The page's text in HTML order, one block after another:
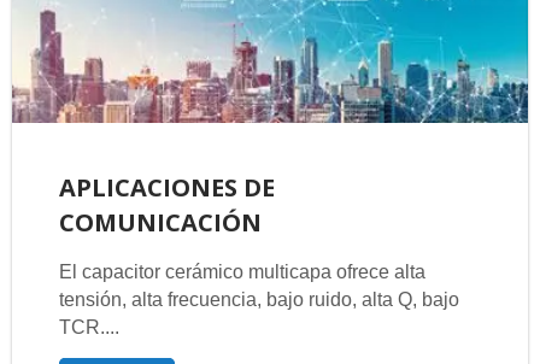
APLICACIONES DE
COMUNICACIÓN
El capacitor cerámico multicapa ofrece alta
tensión, alta frecuencia, bajo ruido, alta Q, bajo
TCR....